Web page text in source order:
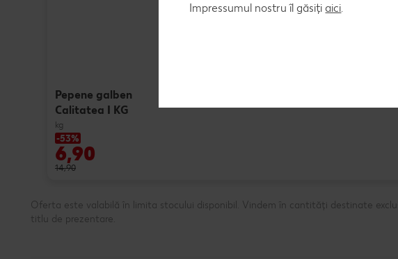
Pepene galben
Calitatea I KG
kg
-53%
6,90
14,90
Oferta este valabilă în limita stocului disponibil. Vindem în cantități destinate
titlu de prezentare.
Impressumul nostru îl găsiți aici.